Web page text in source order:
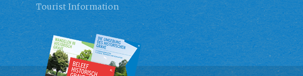
Tourist Information